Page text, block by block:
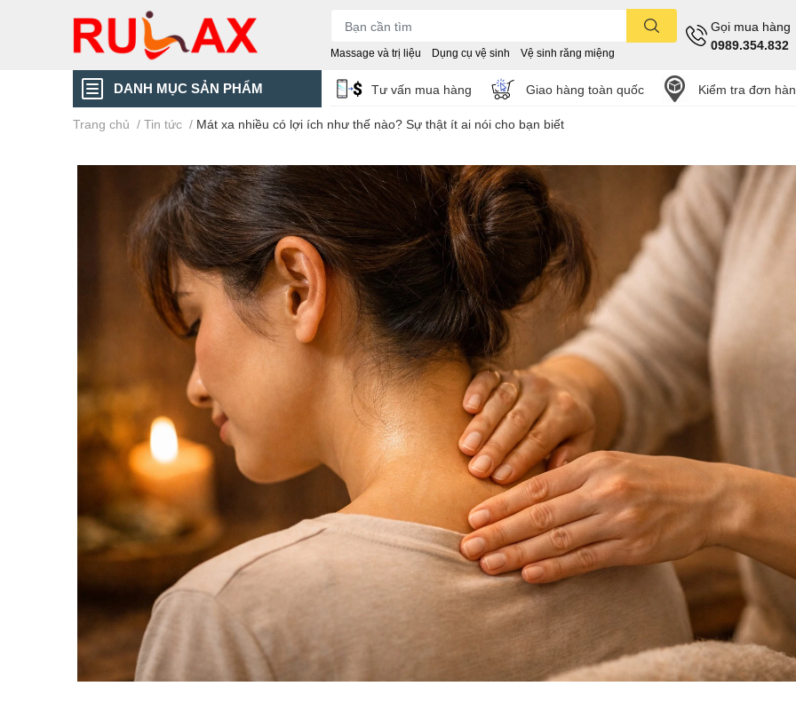
Massage và trị liệu Dụng cụ vệ sinh Vệ sinh răng miệng
Gọi mua hàng
0989.354.832
DANH MỤC SẢN PHẨM Tư vấn mua hàng Giao hàng toàn quốc Kiểm tra đơn
Trang chủ / Tin tức / Mát xa nhiều có lợi ích như thế nào? Sự thật ít ai nói cho bạn biết